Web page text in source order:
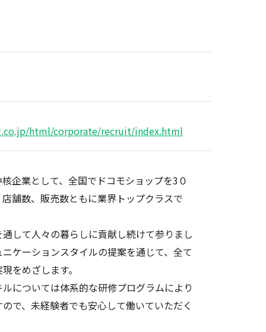
html/corporate/recruit/index.html
企業として、全国でドコモショップを3０
舗数、販売数ともに業界トップクラスで
して人々の暮らしに貢献し続けて参りまし
ケーションスタイルの提案を通じて、全て
をめざします。
については体系的な研修プログラムにより
で、未経験者でも安心して働いていただく